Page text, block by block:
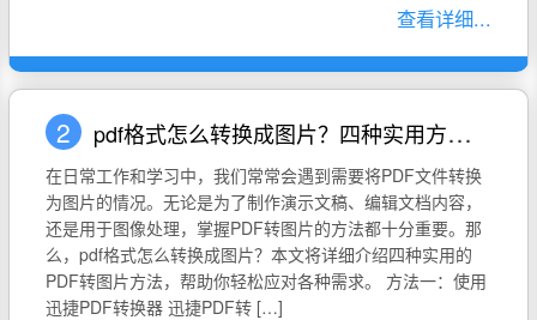
查看详细...
2 pdf格式怎么转换成图片？四种实用方法详解
在日常工作和学习中，我们常常会遇到需要将PDF文件转换
为图片的情况。无论是为了制作演示文稿、编辑文档内容，
还是用于图像处理，掌握PDF转图片的方法都十分重要。那
么，pdf格式怎么转换成图片？本文将详细介绍四种实用的
PDF转图片方法，帮助你轻松应对各种需求。 方法一：使用
迅捷PDF转换器 迅捷PDF转 […]